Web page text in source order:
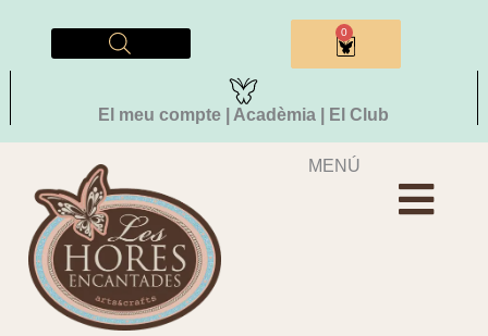
El meu compte | Acadèmia | El Club
0
Cistella
MENÚ